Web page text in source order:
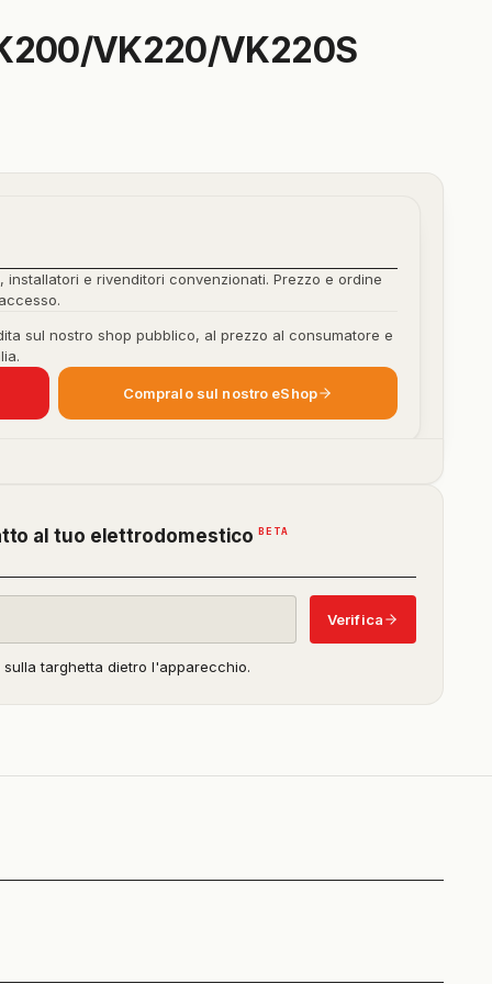
VK220/VK220S
installatori e rivenditori convenzionati. Prezzo e ordine
sul nostro shop pubblico, al prezzo al consumatore e
Compralo sul nostro eShop
al tuo elettrodomestico BETA
beta)
Verifica
targhetta dietro l'apparecchio.